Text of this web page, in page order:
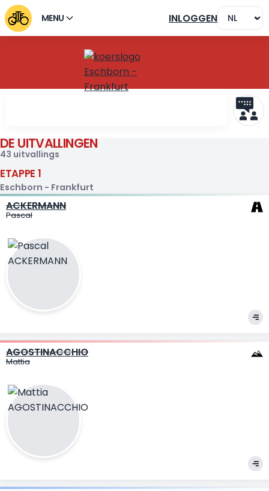
MENU INLOGGEN
Uitvallers Eschborn -
DE UITVALLINGEN
43 uitvallings
ETAPPE 1
Eschborn - Frankfurt
ACKERMANN
Pascal
AGOSTINACCHIO
Mattia